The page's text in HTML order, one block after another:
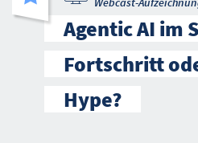
Agentic AI im
Fortschritt
Hype?